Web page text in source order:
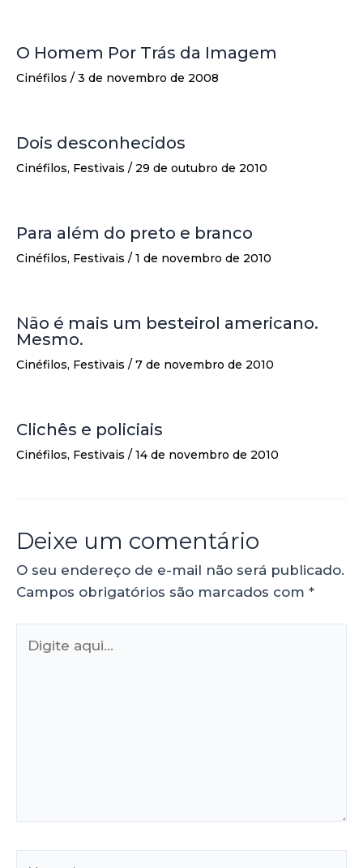
O Homem Por Trás da Imagem
Cinéfilos / 3 de novembro de 2008
Dois desconhecidos
Cinéfilos, Festivais / 29 de outubro de 2010
Para além do preto e branco
Cinéfilos, Festivais / 1 de novembro de 2010
Não é mais um besteirol americano.
Mesmo.
Cinéfilos, Festivais / 7 de novembro de 2010
Clichês e policiais
Cinéfilos, Festivais / 14 de novembro de 2010
Deixe um comentário
O seu endereço de e-mail não será publicado.
Campos obrigatórios são marcados com *